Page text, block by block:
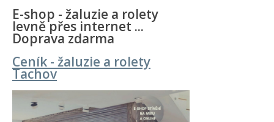
E-shop - žaluzie a rolety
levně přes internet ...
Doprava zdarma
Ceník - žaluzie a rolety
Tachov